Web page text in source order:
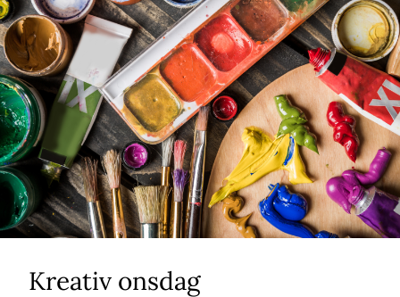
Kreativ onsdag